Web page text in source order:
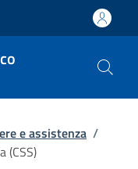
e assistenza /
(CSS)